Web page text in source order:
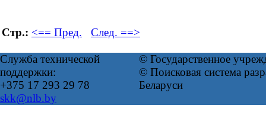
Стр.: <== Пред. След. ==>
Служба технической
поддержки:
+375 17 293 29 78
skk@nlb.by
© Государственное
© Поисковая система
Беларуси